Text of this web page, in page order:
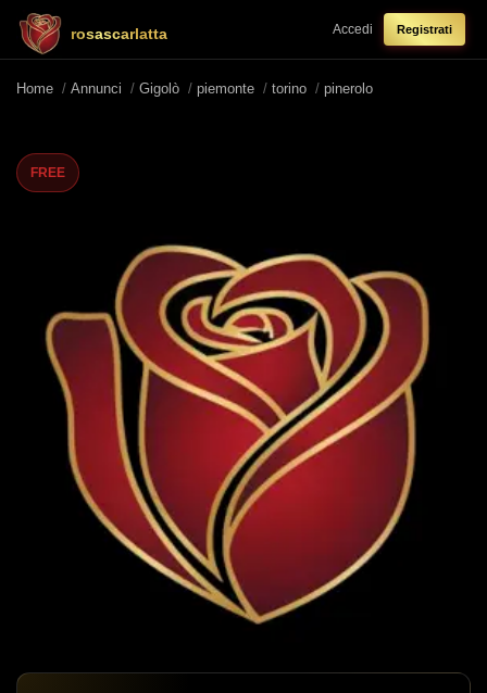
rosascarlatta Accedi Registrati
Home / Annunci / Gigolò / piemonte / torino / pinerolo
FREE